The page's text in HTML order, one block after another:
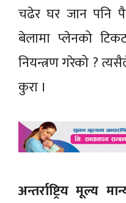
चढेर घर जान पनि
बेलामा प्लेनको
नियन्त्रण गरेको ?
कुरा ।
अन्तर्राष्ट्रिय मूल्य